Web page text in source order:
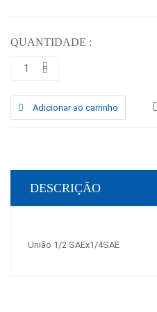
QUANTIDADE :
Adicionar ao carrinho
DESCRIÇÃO
União 1/2 SAEx1/4SAE